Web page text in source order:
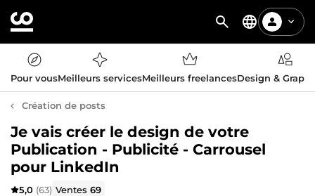
Pour vousMeilleurs servicesMeilleurs freelancesDesign &
Création de posts
Je vais créer le design de votre
Publication - Publicité - Carrousel
pour LinkedIn
5,0 (63) Ventes69